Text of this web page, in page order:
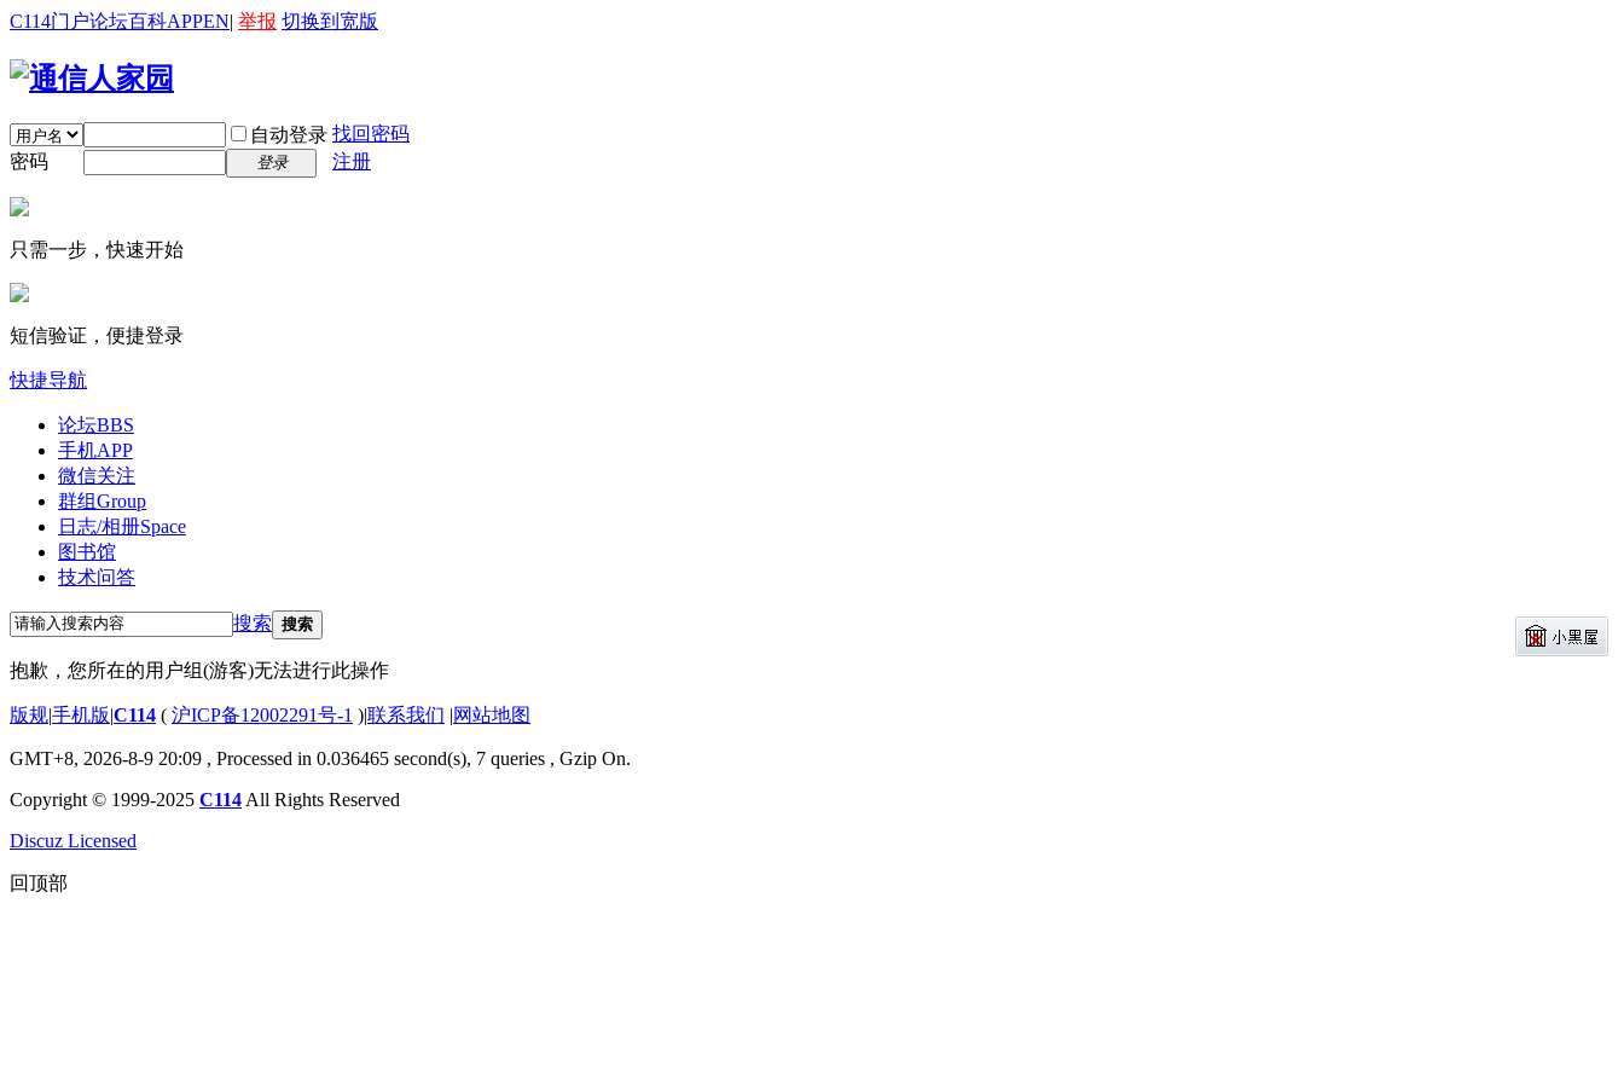
C114门户论坛百科APPEN| 举报 切换到宽版
自动登录 找回密码
密码
登录 注册
只需一步，快速开始
短信验证，便捷登录
快捷导航
论坛BBS
手机APP
微信关注
群组Group
日志/相册Space
图书馆
技术问答
搜索 搜索
抱歉，您所在的用户组(游客)无法进行此操作
版规|手机版|C114 ( 沪ICP备12002291号-1 )|联系我们 |网站地图
GMT+8, 2026-8-9 20:09 , Processed in 0.036465 second(s), 7 queries , Gzip On.
Copyright © 1999-2025 C114 All Rights Reserved
Discuz Licensed
回顶部